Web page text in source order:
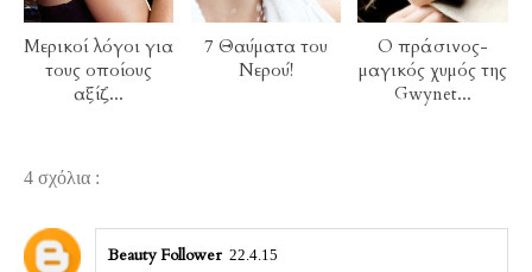
Μερικοί λόγοι για
τους οποίους
αξίζ...
7 Θαύματα του
Νερού!
Ο πράσινος-
μαγικός χυμός της
Gwynet...
4 σχόλια :
Beauty Follower 22.4.15